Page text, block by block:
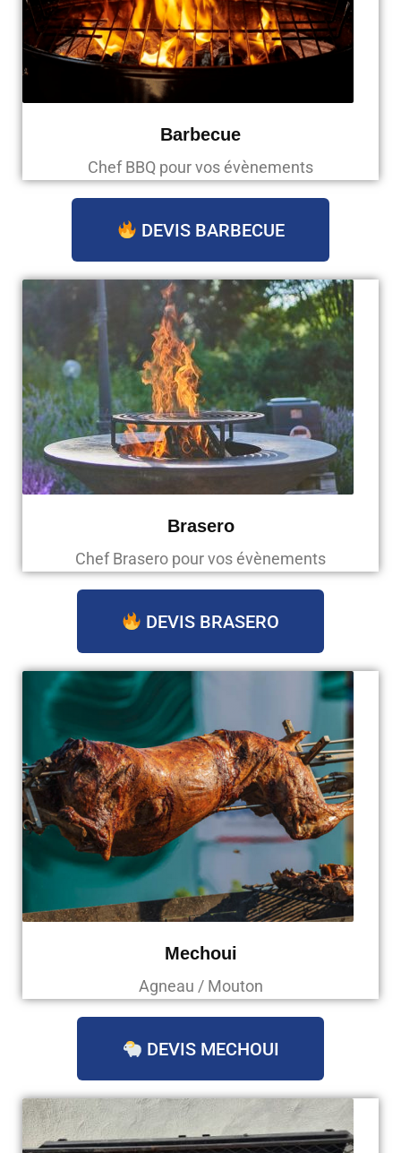
Barbecue
Chef BBQ pour vos évènements
DEVIS BARBECUE
Brasero
Chef Brasero pour vos évènements
DEVIS BRASERO
Mechoui
Agneau / Mouton
DEVIS MECHOUI